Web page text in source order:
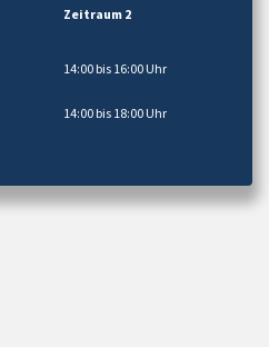
Zeitraum 2
14:00 bis 16:00 Uhr
14:00 bis 18:00 Uhr